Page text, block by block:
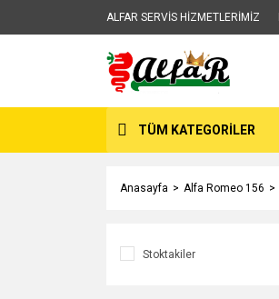
ALFAR SERVİS HİZMETLERİMİZ
TÜM KATEGORİLER
Anasayfa Alfa Romeo 156
Stoktakiler